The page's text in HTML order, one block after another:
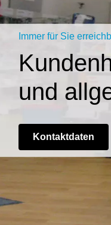
Immer für Sie
und
Kontaktdaten